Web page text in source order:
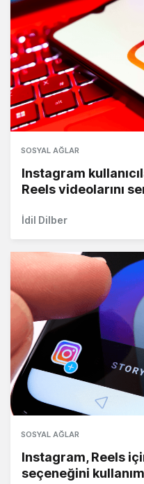
SOSYAL AĞLAR
Instagram
Reels videolarını
İdil Dilber
SOSYAL AĞLAR
Instagram, Reels
seçeneğini